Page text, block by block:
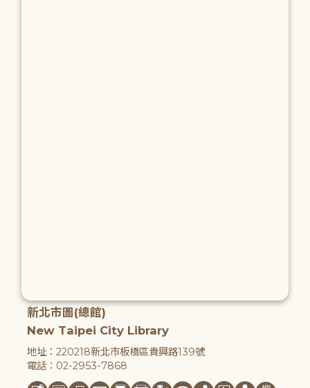
新北市圖(總館)
New Taipei City Library
地址：220218新北市板橋區貴興路139號
電話：02-2953-7868